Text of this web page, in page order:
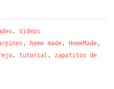
, Videos
, home made , HomeMade ,
, tutorial , zapatitos de